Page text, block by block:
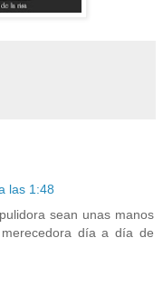
las 1:48
sean unas manos
día a día de